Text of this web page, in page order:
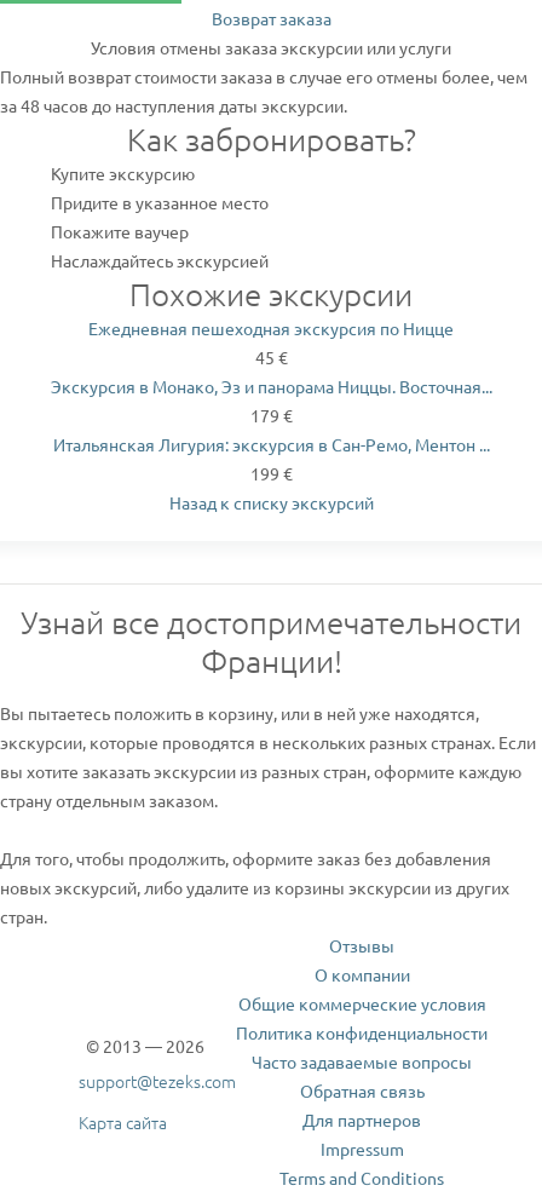
Возврат заказа
Условия отмены заказа экскурсии или услуги
Полный возврат стоимости заказа в случае его отмены более, чем
за 48 часов до наступления даты экскурсии.
Как забронировать?
Купите экскурсию
Придите в указанное место
Покажите ваучер
Наслаждайтесь экскурсией
Похожие экскурсии
Ежедневная пешеходная экскурсия по Ницце
45 €
Экскурсия в Монако, Эз и панорама Ниццы. Восточная...
179 €
Итальянская Лигурия: экскурсия в Сан-Ремо, Ментон ...
199 €
Назад к списку экскурсий
Узнай все достопримечательности
Франции!
Вы пытаетесь положить в корзину, или в ней уже находятся,
экскурсии, которые проводятся в нескольких разных странах. Если
вы хотите заказать экскурсии из разных стран, оформите каждую
страну отдельным заказом.
Для того, чтобы продолжить, оформите заказ без добавления
новых экскурсий, либо удалите из корзины экскурсии из других
стран.
© 2013 — 2026
support@tezeks.com
Карта сайта
Отзывы
О компании
Общие коммерческие условия
Политика конфиденциальности
Часто задаваемые вопросы
Обратная связь
Для партнеров
Impressum
Terms and Conditions